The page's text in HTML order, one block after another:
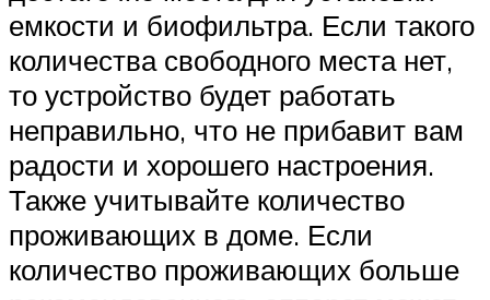
емкости и биофильтра. Если такого
количества свободного места нет,
то устройство будет работать
неправильно, что не прибавит вам
радости и хорошего настроения.
Также учитывайте количество
проживающих в доме. Если
количество проживающих больше